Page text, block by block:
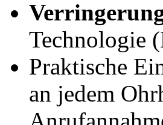
Technologie
Praktische
an jedem